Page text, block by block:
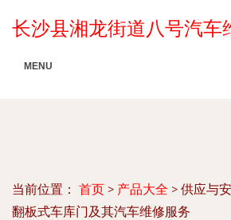
长沙县湘龙街道八号汽车
MENU
当前位置： 首页 > 产品大全 > 供应与
翻板式车库门及其汽车维修服务